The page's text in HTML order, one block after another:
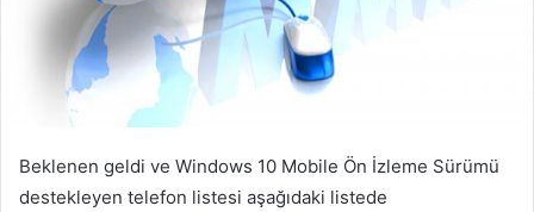
Beklenen geldi ve Windows 10 Mobile Ön İzleme Sürümü
destekleyen telefon listesi aşağıdaki listede